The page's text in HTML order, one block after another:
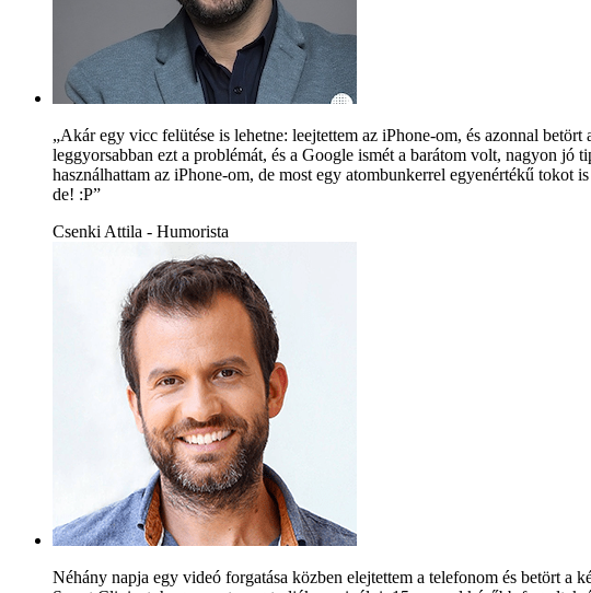
„Akár egy vicc felütése is lehetne: leejtettem az iPhone-om, és azonnal
leggyorsabban ezt a problémát, és a Google ismét a barátom volt, nagyon
használhattam az iPhone-om, de most egy atombunkerrel egyenértékű
de! :P”
Csenki Attila - Humorista
Néhány napja egy videó forgatása közben elejtettem a telefonom és betört